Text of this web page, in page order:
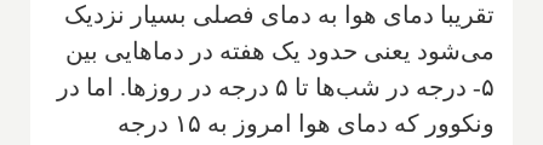
تقریبا دمای هوا به دمای فصلی بسیار نزدیک
می‌شود یعنی حدود یک هفته در دماهایی بین
۵- درجه در شب‌ها تا ۵ درجه در روزها. اما در
ونکوور که دمای هوا امروز به ۱۵ درجه